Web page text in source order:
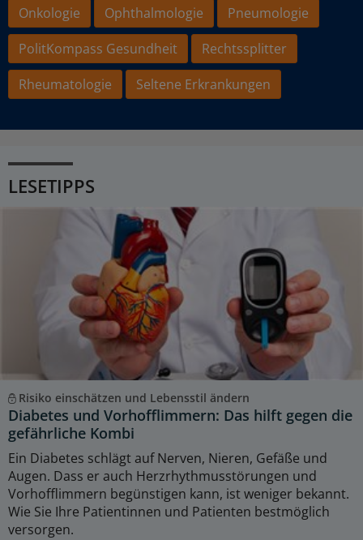
Onkologie
Ophthalmologie
Pneumologie
PolitKompass Gesundheit
Rechtssplitter
Rheumatologie
Seltene Erkrankungen
LESETIPPS
Risiko einschätzen und Lebensstil ändern
Diabetes und Vorhofflimmern: Das hilft gegen die
gefährliche Kombi
Ein Diabetes schlägt auf Nerven, Nieren, Gefäße und
Augen. Dass er auch Herzrhythmusstörungen und
Vorhofflimmern begünstigen kann, ist weniger bekannt.
Wie Sie Ihre Patientinnen und Patienten bestmöglich
versorgen.